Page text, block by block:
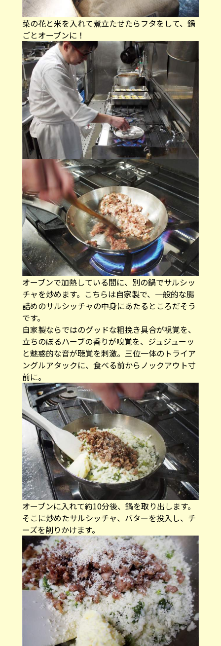
菜の花と米を入れて煮立たせたらフタをして、鍋
ごとオーブンに！
オーブンで加熱している間に、別の鍋でサルシッ
チャを炒めます。こちらは自家製で、一般的な腸
詰めのサルシッチャの中身にあたるところだそう
です。
自家製ならではのグッドな粗挽き具合が視覚を、
立ちのぼるハーブの香りが嗅覚を、ジュジューッ
と魅惑的な音が聴覚を刺激。三位一体のトライア
ングルアタックに、食べる前からノックアウト寸
前に。
オーブンに入れて約10分後、鍋を取り出します。
そこに炒めたサルシッチャ、バターを投入し、チ
ーズを削りかけます。